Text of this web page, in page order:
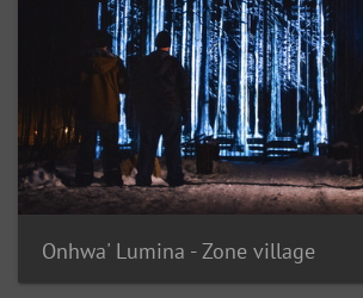
Onhwa' Lumina - Zone village